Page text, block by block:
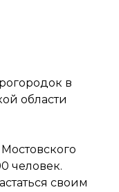
в
области
человек.
своим